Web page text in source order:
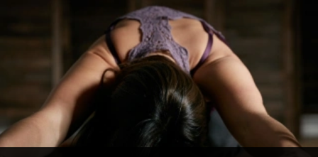
Fotografie, Marketing & Design